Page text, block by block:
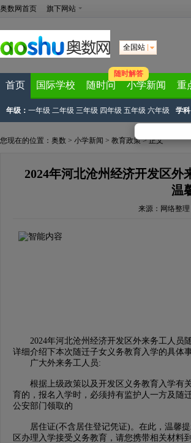
奥数网首页 旗下网站
全国站
首页 国际学校 随时问
随时解答
小学新闻 重
年级： 一年级 二年级 三年级 四年级 五年级 六年级 学科
您现在的位置： 奥数 > 小学新闻 > 教育政策> 正文
2024年河北沧州经济开发区
温
来源： 网络整理
2024年河北沧州经济开发区外来务工人员
详细介绍下本次随迁子女义务教育入学的具体
广大外来务工人员:
根据上级政策以及开发区义务教育入学有
育的，报名入学时，必须持有监护人一方及随
公安部门领取的
居住证(不含居住登记凭证)。在此，温馨提
区办理入学接受义务教育，请您携带相关材料